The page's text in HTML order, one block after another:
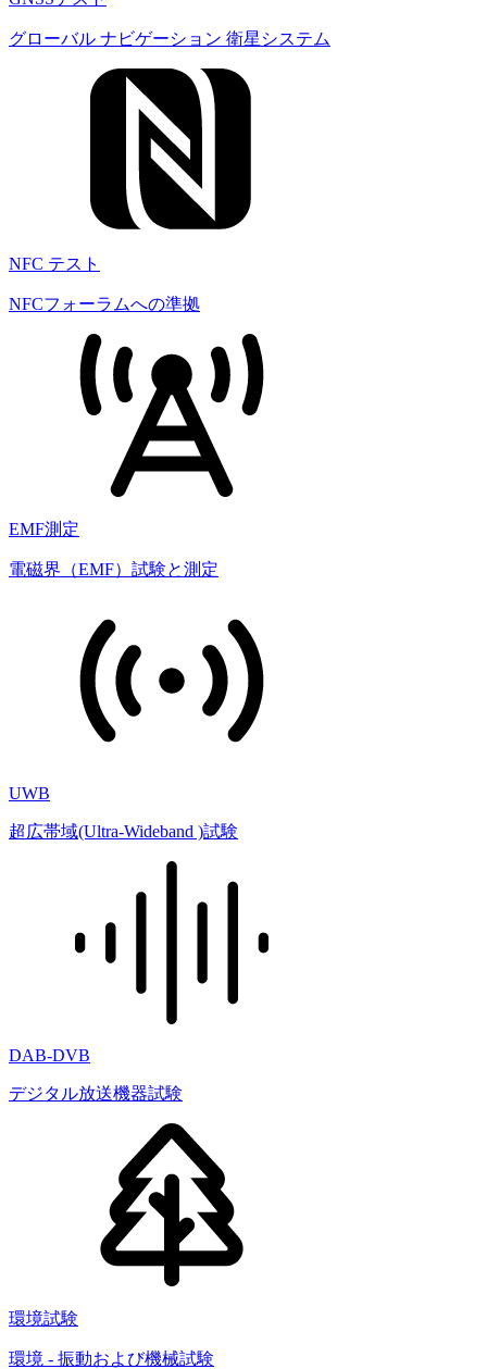
グローバル ナビゲーション 衛星システム
NFC テスト
NFCフォーラムへの準拠
EMF測定
電磁界（EMF）試験と測定
UWB
超広帯域(Ultra-Wideband )試験
DAB-DVB
デジタル放送機器試験
環境試験
環境 - 振動および機械試験